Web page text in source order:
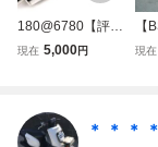
180@6780【評価
A】 HONDA ホン
MBW E2
現在 5,000円
【
ン
現在
＊ ＊ ＊